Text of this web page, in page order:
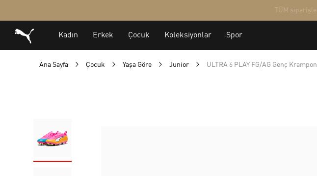
Ana Sayfa Çocuk Yaşa Göre Junior ULTRA 6 PLAY FG/AG Genç Krampon